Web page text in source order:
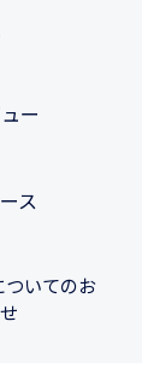
ー
ス
いてのお